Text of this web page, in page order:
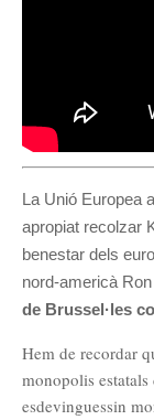
La Unió Europea
apropiat recolzar
benestar dels
nord-americà
de Brussel·les
Hem de recordar
monopolis
esdevinguessin